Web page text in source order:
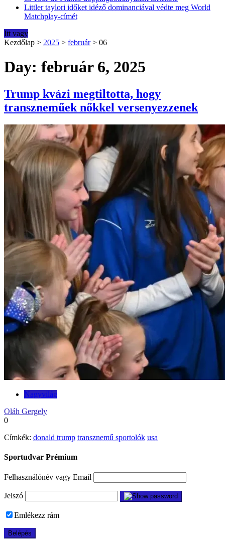
Littler taylori időket idéző dominanciával védte meg World
Matchplay-címét
Itt vagy
Kezdőlap > 2025 > február > 06
Day: február 6, 2025
Trump kvázi megtiltotta, hogy
transzneműek nőkkel versenyezzenek
Nagyvilág
Oláh Gergely
0
Címkék: donald trump transznemű sportolók usa
Sportudvar Prémium
Felhasználónév vagy Email
Jelszó
Emlékezz rám